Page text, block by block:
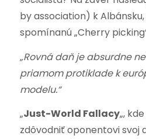
by association) k
spomínanú „Cherry
„Rovná daň je absurdne
priamom protiklade k
modelu.“
„Just-World Fallacy„,
zdôvodniť oponentovi svoj